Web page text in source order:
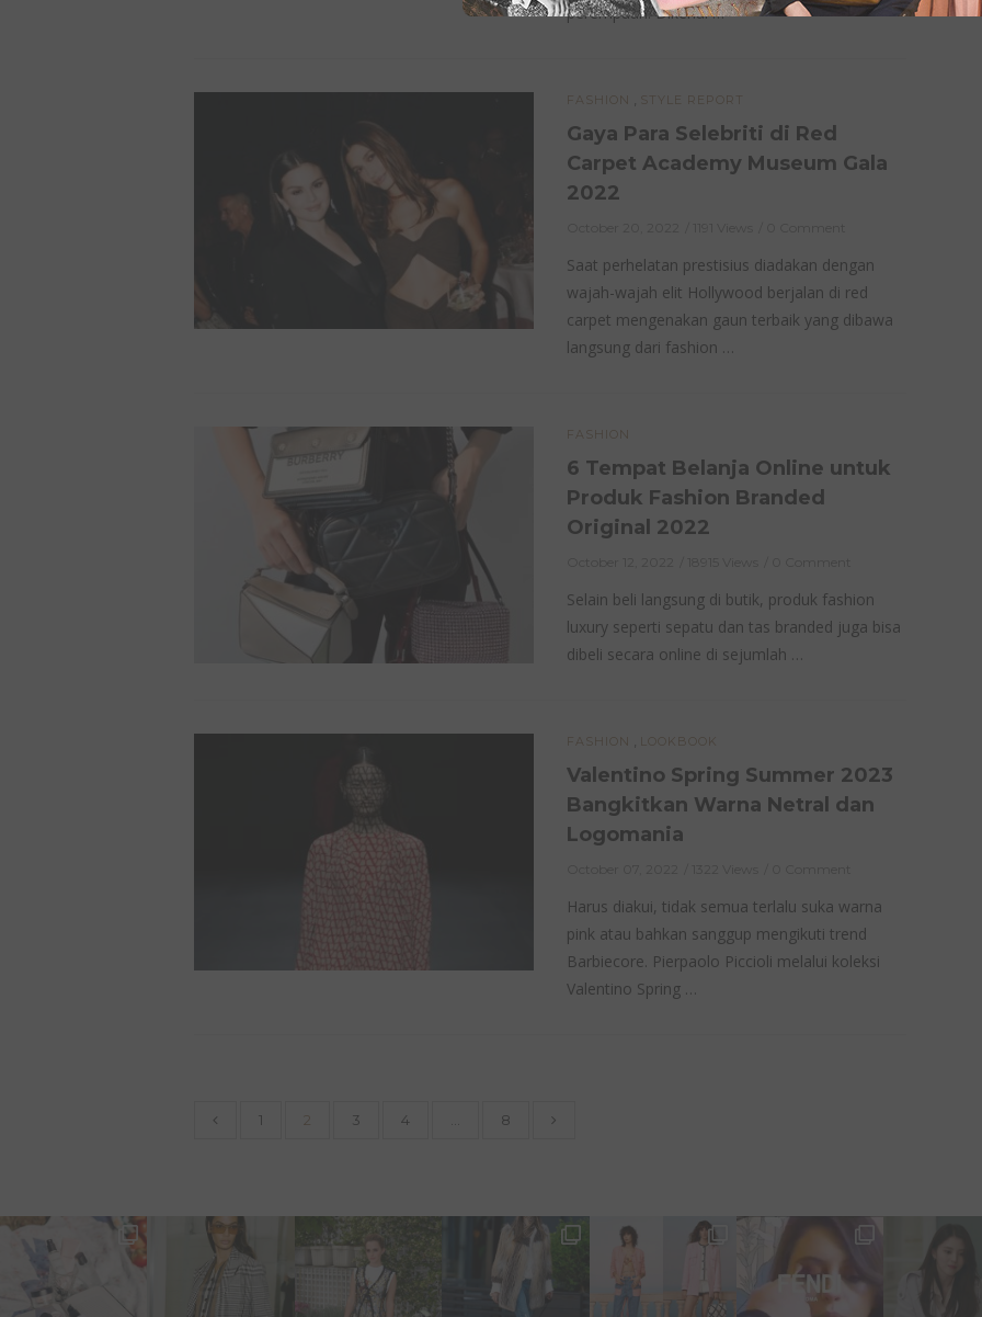
perempuan. Dikenal …
FASHION STYLE REPORT
Gaya Para Selebriti di Red
Carpet Academy Museum Gala
2022
Saat perhelatan prestisius diadakan dengan
wajah-wajah elit Hollywood berjalan di red
carpet mengenakan gaun terbaik yang dibawa
langsung dari fashion …
FASHION
6 Tempat Belanja Online untuk
Produk Fashion Branded
Original 2022
Selain beli langsung di butik, produk fashion
luxury seperti sepatu dan tas branded juga bisa
dibeli secara online di sejumlah …
FASHION LOOKBOOK
Valentino Spring Summer 2023
Bangkitkan Warna Netral dan
Logomania
Harus diakui, tidak semua terlalu suka warna
pink atau bahkan sanggup mengikuti trend
Barbiecore. Pierpaolo Piccioli melalui koleksi
Valentino Spring …
1 2 3 4 8